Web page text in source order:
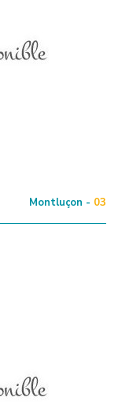
Montluçon - 03